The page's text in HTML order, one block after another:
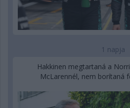
1 napja
Hakkinen megtartaná a
McLarennél, nem borítaná